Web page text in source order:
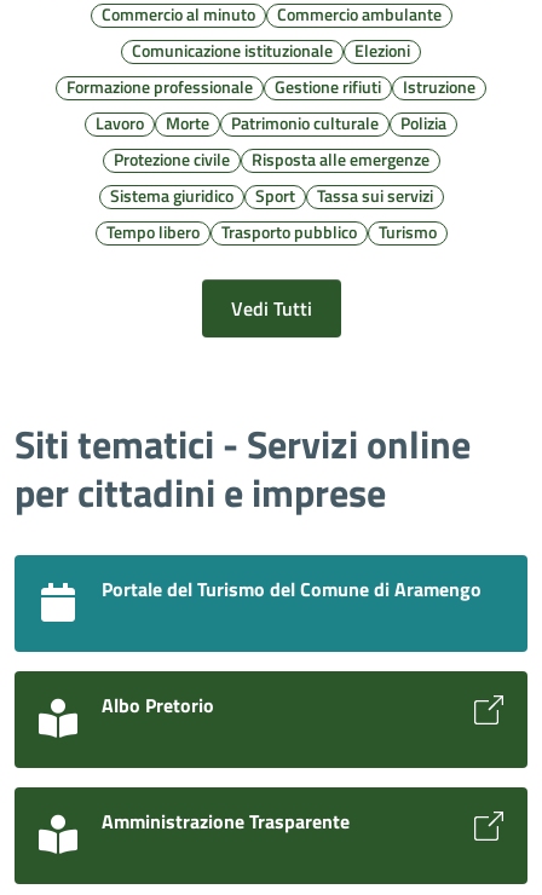
Commercio al minuto
Commercio ambulante
Comunicazione istituzionale
Elezioni
Formazione professionale
Gestione rifiuti
Istruzione
Lavoro
Morte Patrimonio culturale
Polizia
Protezione civile
Risposta alle emergenze
Sistema giuridico
Sport
Tassa sui servizi
Tempo libero
Trasporto pubblico Turismo
Vedi Tutti
Siti tematici - Servizi online
per cittadini e imprese
Portale del Turismo del Comune di Aramengo
Albo Pretorio
Amministrazione Trasparente